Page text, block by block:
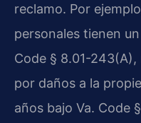
reclamo. Por
personales tienen
Code § 8.01-
por daños a la
años bajo Va. Code